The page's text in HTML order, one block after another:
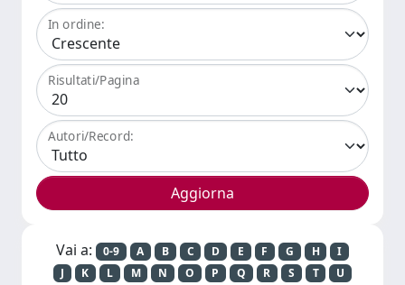
In ordine:
Risultati/Pagina
Autori/Record:
Vai a: 0-9 A B C D E F G H
I
J
K L M N O P Q R S T
U